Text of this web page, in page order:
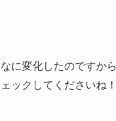
に変化したのですから
ックしてくださいね！